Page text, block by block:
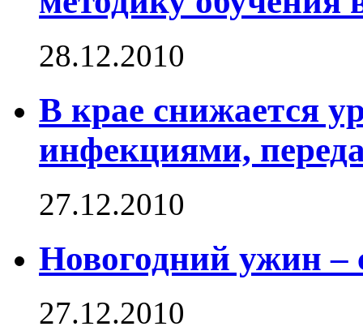
28.12.2010
В крае снижается
инфекциями,
27.12.2010
Новогодний ужин –
27.12.2010